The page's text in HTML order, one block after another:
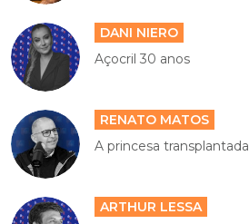
DANI NIERO
Açocril 30 anos
RENATO MATOS
A princesa transplantada
ARTHUR LESSA